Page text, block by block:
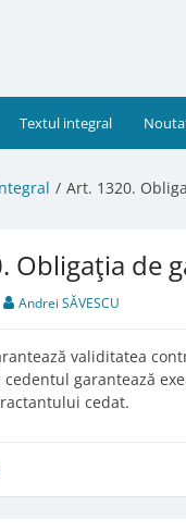
Textul integral
Art. 1320.
Obligaţia de
Andrei SĂVESCU
validitatea
cedentul garantează
cedat.